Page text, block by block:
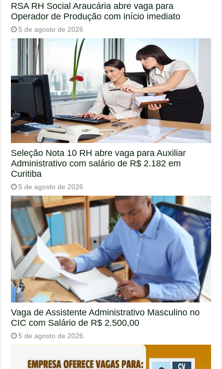
RSA RH Social Araucária abre vaga para
Operador de Produção com início imediato
5 de agosto de 2026
Seleção Nota 10 RH abre vaga para Auxiliar
Administrativo com salário de R$ 2.182 em
Curitiba
5 de agosto de 2026
Vaga de Assistente Administrativo Masculino no
CIC com Salário de R$ 2.500,00
5 de agosto de 2026